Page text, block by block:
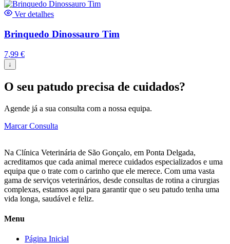
Ver detalhes
Brinquedo Dinossauro Tim
7,99 €
↓
O seu patudo precisa de cuidados?
Agende já a sua consulta com a nossa equipa.
Marcar Consulta
Na Clínica Veterinária de São Gonçalo, em Ponta Delgada,
acreditamos que cada animal merece cuidados especializados e uma
equipa que o trate com o carinho que ele merece. Com uma vasta
gama de serviços veterinários, desde consultas de rotina a cirurgias
complexas, estamos aqui para garantir que o seu patudo tenha uma
vida longa, saudável e feliz.
Menu
Página Inicial